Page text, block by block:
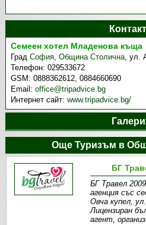
Семеен хотел Младенова къща
ГрадСофия,Община Столична,ул.
Телефон:029533672
GSM:0888362612, 0884660690
Email:office@tripadvice.bg
Интернет сайт:www.tripadvice.bg/
Още Туризъм в
БГ
БГ Травел
агенция със
Овча купел,
Лицензиран
агент,